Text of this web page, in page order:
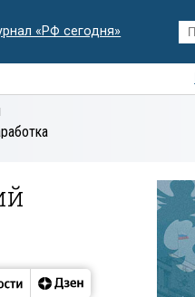
«РФ сегодня»